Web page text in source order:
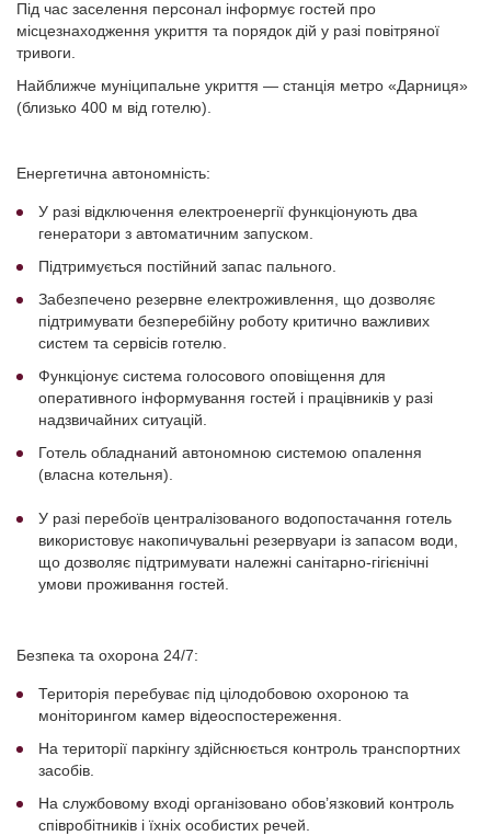
Під час заселення персонал інформує гостей про
місцезнаходження укриття та порядок дій у разі повітряної
тривоги.
Найближче муніципальне укриття — станція метро «Дарниця»
(близько 400 м від готелю).
Енергетична автономність:
У разі відключення електроенергії функціонують два
генератори з автоматичним запуском.
Підтримується постійний запас пального.
Забезпечено резервне електроживлення, що дозволяє
підтримувати безперебійну роботу критично важливих
систем та сервісів готелю.
Функціонує система голосового оповіщення для
оперативного інформування гостей і працівників у разі
надзвичайних ситуацій.
Готель обладнаний автономною системою опалення
(власна котельня).
У разі перебоїв централізованого водопостачання готель
використовує накопичувальні резервуари із запасом води,
що дозволяє підтримувати належні санітарно-гігієнічні
умови проживання гостей.
Безпека та охорона 24/7:
Територія перебуває під цілодобовою охороною та
моніторингом камер відеоспостереження.
На території паркінгу здійснюється контроль транспортних
засобів.
На службовому вході організовано обов’язковий контроль
співробітників і їхніх особистих речей.